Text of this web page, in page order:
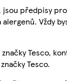
předpisy
Vždy
Tesco,
Tesco.